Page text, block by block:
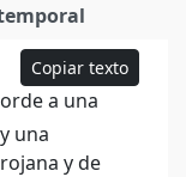
Copiar texto
a una
una
y de